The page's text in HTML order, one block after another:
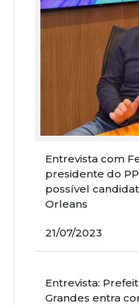
Entrevista com
presidente do
possível
Orleans
21/07/2023
Entrevista:
Grandes entra